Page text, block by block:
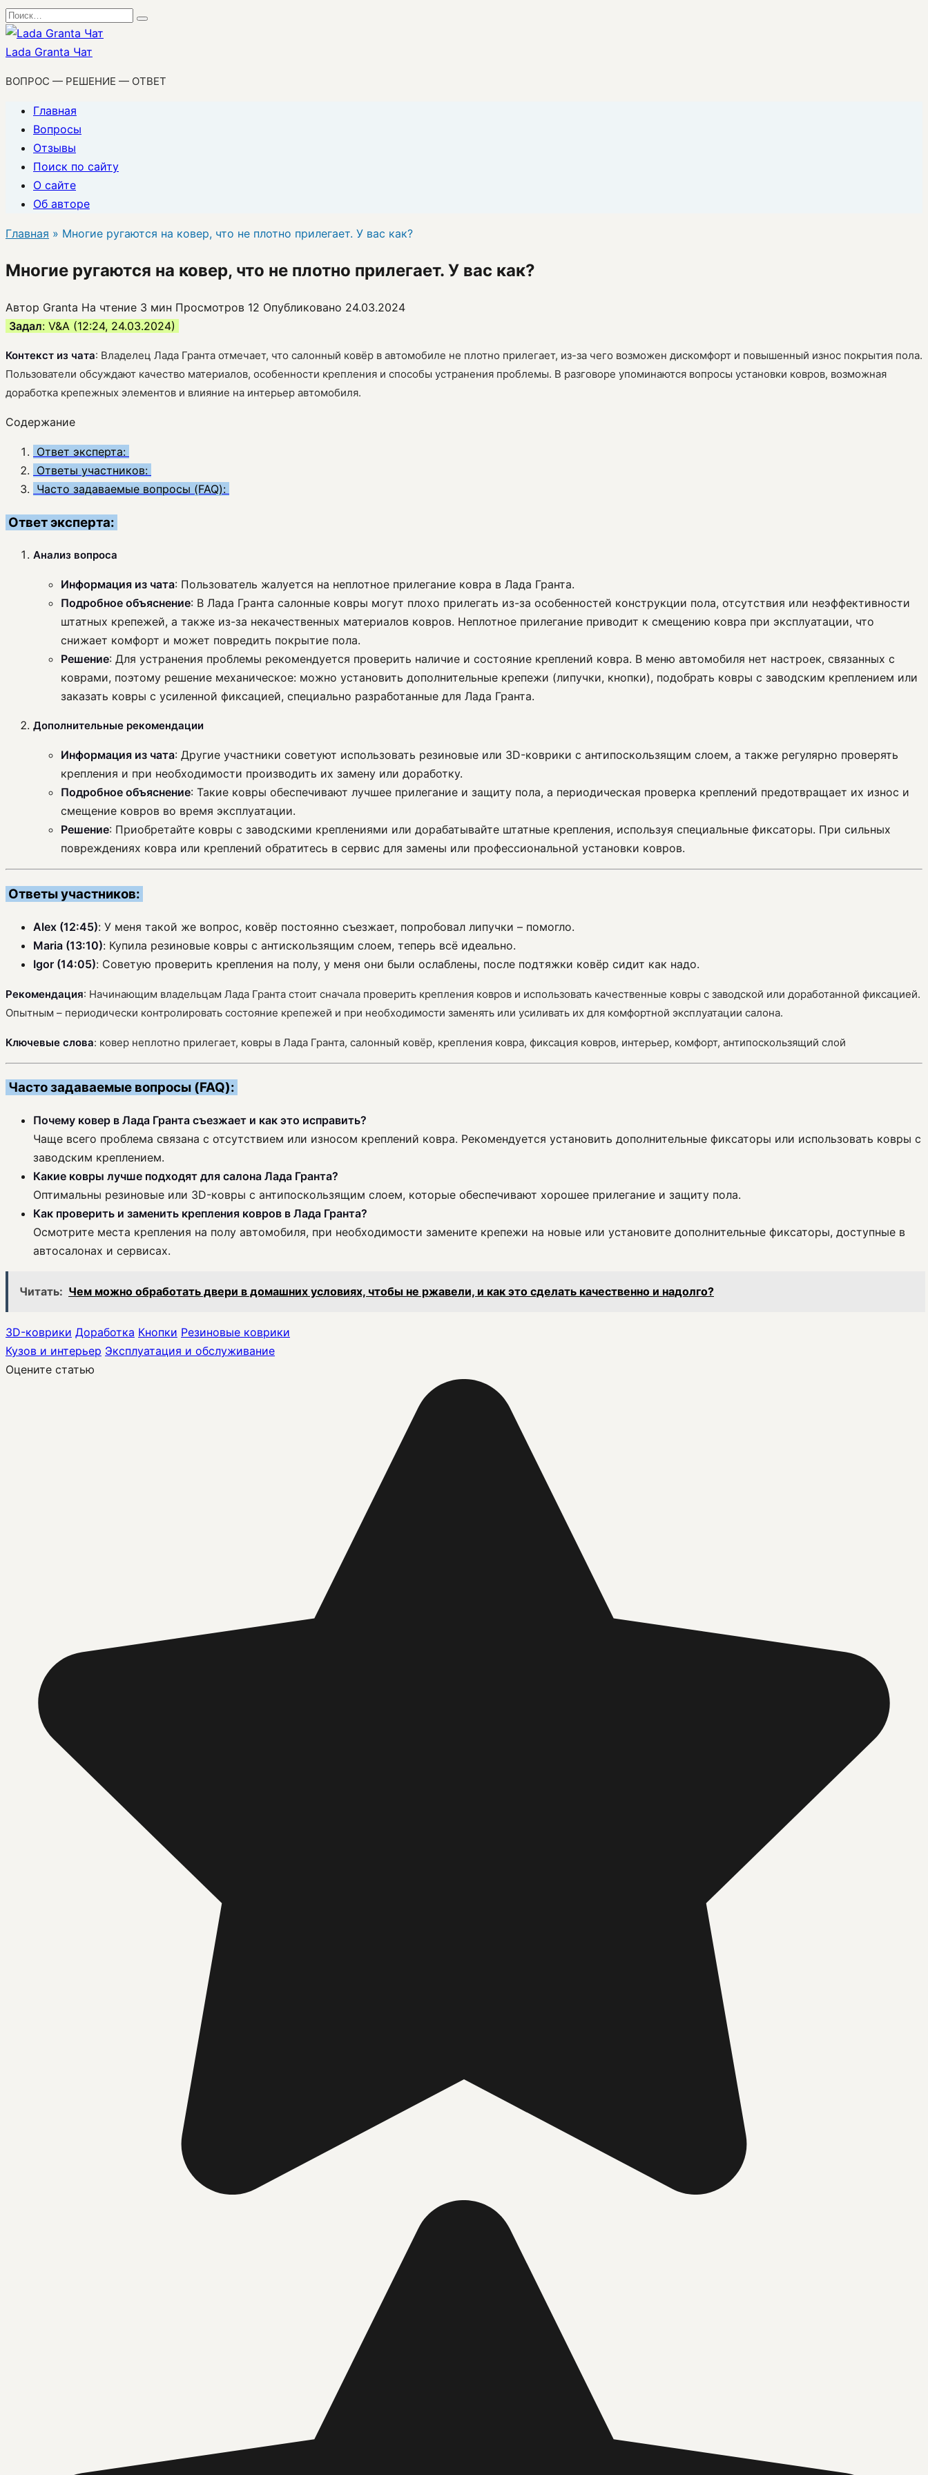
Перейти
к
содержанию
Search
for:
Lada Granta Чат
ВОПРОС — РЕШЕНИЕ — ОТВЕТ
Главная
Вопросы
Отзывы
Поиск по сайту
О сайте
Об авторе
Главная » Многие ругаются на ковер, что не плотно прилегает. У вас как?
Многие ругаются на ковер, что не плотно прилегает. У вас как?
Автор Granta На чтение 3 мин Просмотров 12 Опубликовано 24.03.2024
Задал: V&A (12:24, 24.03.2024)
Контекст из чата: Владелец Лада Гранта отмечает, что салонный ковёр в автомобиле не плотно прилегает, из-за чего возможен дискомфорт и повышенный износ покрытия пола.
Пользователи обсуждают качество материалов, особенности крепления и способы устранения проблемы. В разговоре упоминаются вопросы установки ковров, возможная
доработка крепежных элементов и влияние на интерьер автомобиля.
Содержание
Ответ эксперта:
Ответы участников:
Часто задаваемые вопросы (FAQ):
Ответ эксперта:
Анализ вопроса
Информация из чата: Пользователь жалуется на неплотное прилегание ковра в Лада Гранта.
Подробное объяснение: В Лада Гранта салонные ковры могут плохо прилегать из-за особенностей конструкции пола, отсутствия или неэффективности
штатных крепежей, а также из-за некачественных материалов ковров. Неплотное прилегание приводит к смещению ковра при эксплуатации, что
снижает комфорт и может повредить покрытие пола.
Решение: Для устранения проблемы рекомендуется проверить наличие и состояние креплений ковра. В меню автомобиля нет настроек, связанных с
коврами, поэтому решение механическое: можно установить дополнительные крепежи (липучки, кнопки), подобрать ковры с заводским креплением или
заказать ковры с усиленной фиксацией, специально разработанные для Лада Гранта.
Дополнительные рекомендации
Информация из чата: Другие участники советуют использовать резиновые или 3D-коврики с антипоскользящим слоем, а также регулярно проверять
крепления и при необходимости производить их замену или доработку.
Подробное объяснение: Такие ковры обеспечивают лучшее прилегание и защиту пола, а периодическая проверка креплений предотвращает их износ и
смещение ковров во время эксплуатации.
Решение: Приобретайте ковры с заводскими креплениями или дорабатывайте штатные крепления, используя специальные фиксаторы. При сильных
повреждениях ковра или креплений обратитесь в сервис для замены или профессиональной установки ковров.
Ответы участников:
Alex (12:45): У меня такой же вопрос, ковёр постоянно съезжает, попробовал липучки – помогло.
Maria (13:10): Купила резиновые ковры с антискользящим слоем, теперь всё идеально.
Igor (14:05): Советую проверить крепления на полу, у меня они были ослаблены, после подтяжки ковёр сидит как надо.
Рекомендация: Начинающим владельцам Лада Гранта стоит сначала проверить крепления ковров и использовать качественные ковры с заводской или доработанной фиксацией.
Опытным – периодически контролировать состояние крепежей и при необходимости заменять или усиливать их для комфортной эксплуатации салона.
Ключевые слова: ковер неплотно прилегает, ковры в Лада Гранта, салонный ковёр, крепления ковра, фиксация ковров, интерьер, комфорт, антипоскользящий слой
Часто задаваемые вопросы (FAQ):
Почему ковер в Лада Гранта съезжает и как это исправить?
Чаще всего проблема связана с отсутствием или износом креплений ковра. Рекомендуется установить дополнительные фиксаторы или использовать ковры с
заводским креплением.
Какие ковры лучше подходят для салона Лада Гранта?
Оптимальны резиновые или 3D-ковры с антипоскользящим слоем, которые обеспечивают хорошее прилегание и защиту пола.
Как проверить и заменить крепления ковров в Лада Гранта?
Осмотрите места крепления на полу автомобиля, при необходимости замените крепежи на новые или установите дополнительные фиксаторы, доступные в
автосалонах и сервисах.
Читать: Чем можно обработать двери в домашних условиях, чтобы не ржавели, и как это сделать качественно и надолго?
3D-коврики Доработка Кнопки Резиновые коврики
Кузов и интерьер Эксплуатация и обслуживание
Оцените статью